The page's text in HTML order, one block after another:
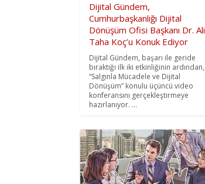
Dijital Gündem,
Cumhurbaşkanlığı Dijital
Dönüşüm Ofisi Başkanı Dr. Ali
Taha Koç’u Konuk Ediyor
Dijital Gündem, başarı ile geride
bıraktığı ilk iki etkinliğinin ardından,
“Salgınla Mücadele ve Dijital
Dönüşüm” konulu üçüncü video
konferansını gerçekleştirmeye
hazırlanıyor. ...